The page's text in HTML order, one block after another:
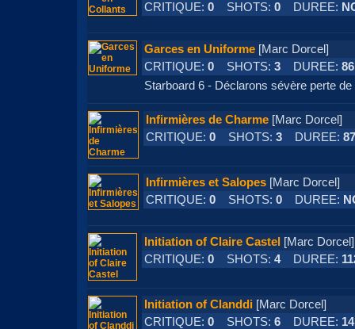
CRITIQUE: 0SHOTS: 0DUREE:
Garces en Uniforme[Marc Dorcel]
CRITIQUE: 0SHOTS: 3DUREE:
Starboard 6 - Déclarons sévère perte
Infirmières de Charme[Marc
CRITIQUE: 0SHOTS: 3DUREE:
Infirmières et Salopes[Marc
CRITIQUE: 0SHOTS: 0DUREE:
Initiation of Claire Castel
[Marc
CRITIQUE: 0SHOTS: 4DUREE:
Initiation of Clanddi[Marc Dorcel]
CRITIQUE: 0SHOTS: 6DUREE: